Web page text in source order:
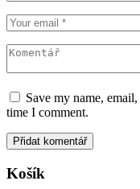
Save my name,
time I comment.
Košík